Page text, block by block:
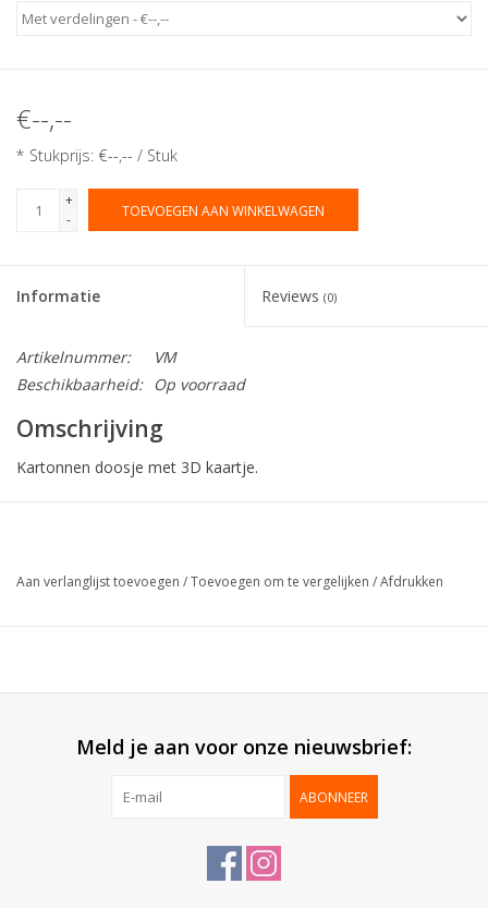
€--,--
* Stukprijs: €--,-- / Stuk
+
-
TOEVOEGEN AAN WINKELWAGEN
Informatie Reviews (0)
Artikelnummer:
VM
Beschikbaarheid:
Op voorraad
Omschrijving
Kartonnen doosje met 3D kaartje.
Binnenzijde:
Mat wit
Aan verlanglijst toevoegen /Toevoegen om te vergelijken /Afdrukken
Meld je aan voor onze nieuwsbrief:
ABONNEER